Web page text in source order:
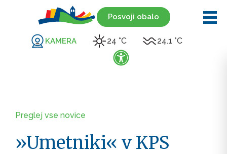
Posvoji obalo
KAMERA 24 °C 24.1 °C
Preglej vse novice
»Umetniki« v KPS